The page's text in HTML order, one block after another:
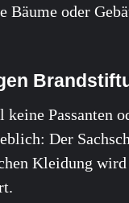
oder
Passanten
Der
Kleidung wird